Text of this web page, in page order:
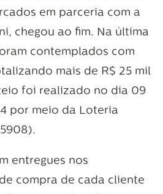
em parceria com a
chegou ao fim. Na última
contemplados com
mais de R$ 25 mil
foi realizado no dia 09
por meio da Loteria
entregues nos
compra de cada cliente